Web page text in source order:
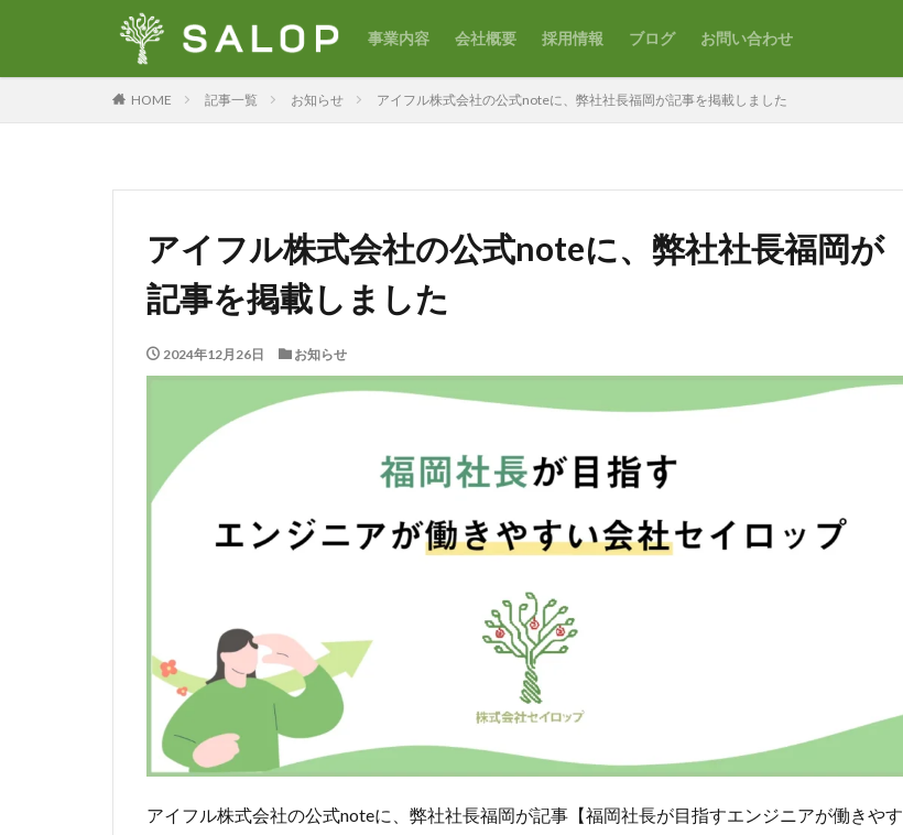
事業内容 会社概要 採用情報 ブログ お問い合わせ
HOME 記事一覧 お知らせ アイフル株式会社の公式noteに、弊社社長福岡が記事を掲載しました
アイフル株式会社の公式noteに、弊社社長福岡が
記事を掲載しました
2024年12月26日 お知らせ
アイフル株式会社の公式noteに、弊社社長福岡が記事【福岡社長が目指すエンジニアが働きやす